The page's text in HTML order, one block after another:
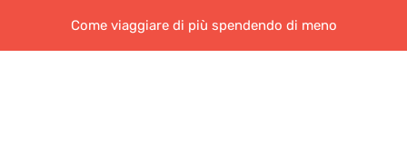
Come viaggiare di più spendendo di meno